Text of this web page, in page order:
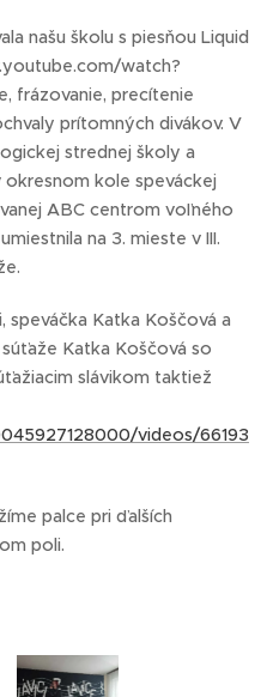
našu školu s piesňou Liquid
watch?
frázovanie, precítenie
prítomných divákov. V
strednej školy a
kole speváckej
ABC centrom voľného
na 3. mieste v III.
speváčka Katka Koščová a
Katka Koščová so
slávikom taktiež
videos/66193
palce pri ďalších
poli.